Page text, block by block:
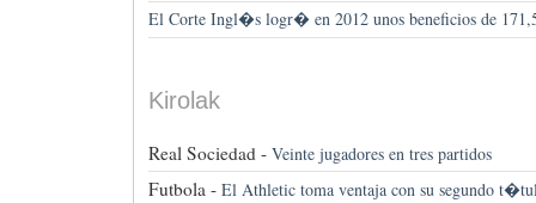
El Corte Ingl�s logr� en 2012 unos beneficios de
Kirolak
Real Sociedad - Veinte jugadores en tres partidos
Futbola - El Athletic toma ventaja con su segundo